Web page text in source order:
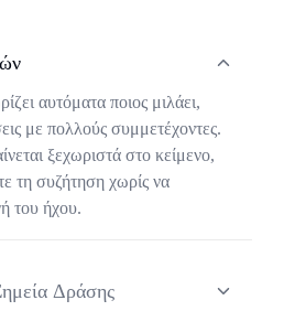
αυτόματα ποιος μιλάει,
με πολλούς συμμετέχοντες.
ξεχωριστά στο κείμενο,
τη συζήτηση χωρίς να
του ήχου.
Δράσης